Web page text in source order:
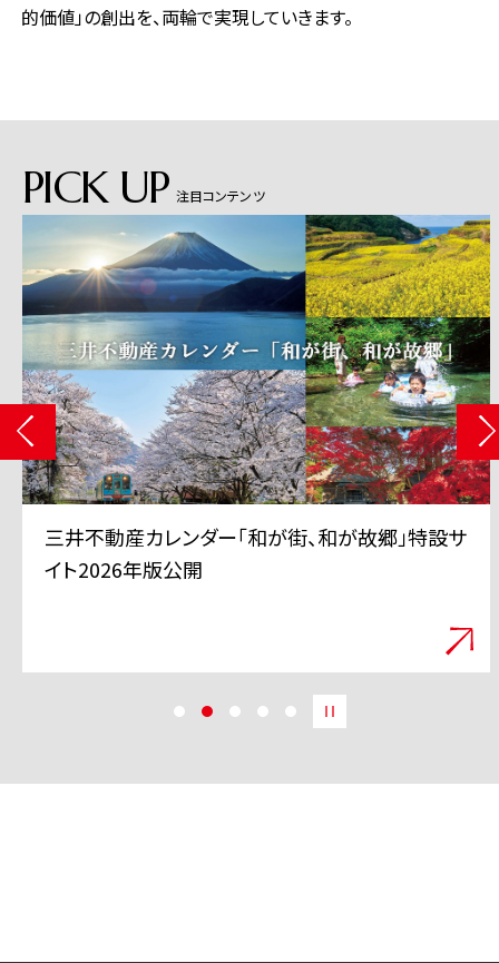
的価値」の創出を、両輪で実現していきます。
PICK UP 注目コンテンツ
三井不動産 TVCMシリーズ「三井のすずちゃん」
「スーパープレイ」篇 6月11日から全国で放映開